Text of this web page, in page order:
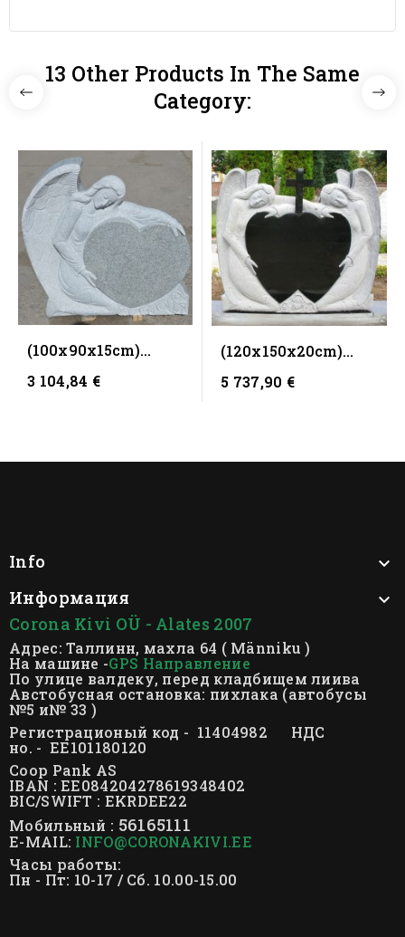
13 Other Products In The Same
Category:
(100x90x15cm)
Ангел
3 104,84 €
(120x150x20cm)
Ангел
5 737,90 €
Info

Информация

Corona Kivi OÜ - Alates 2007
Адрес: Таллинн, махла 64 ( Männiku )
На машине -GPS Направление
По улице валдеку, перед кладбищем лиива
Австобусная остановка: пихлака (автобусы
№5 и№ 33 )
Регистрационый код - 11404982 НДС
но. - EE101180120
Coop Pank AS
IBAN : EE084204278619348402
BIC/SWIFT : EKRDEE22
Мобильный : 56165111
E-MAIL: INFO@CORONAKIVI.EE
Часы работы:
Пн - Пт: 10-17 / Сб. 10.00-15.00